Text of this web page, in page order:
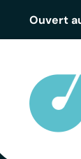
principalOuvert